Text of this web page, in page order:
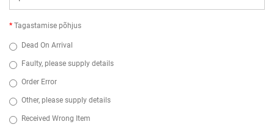
Tagastamise põhjus
Dead On Arrival
Faulty, please supply details
Order Error
Other, please supply details
Received Wrong Item